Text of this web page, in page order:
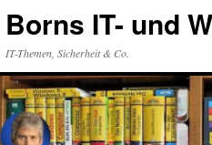
Inhalt
Borns IT- und
IT-Themen, Sicherheit & Co.